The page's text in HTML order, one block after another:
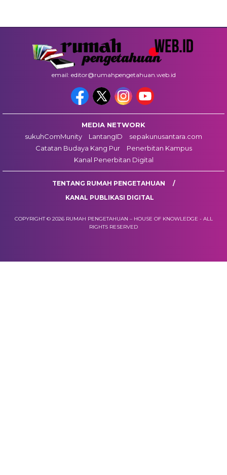
email: editor@rumahpengetahuan.web.id
MEDIA NETWORK
sukuhComMunity
LantangID
sepakunusantara.com
Catatan Budaya Kang Pur
Penerbitan Kampus
Kanal Penerbitan Digital
TENTANG RUMAH PENGETAHUAN
KANAL PUBLIKASI DIGITAL
COPYRIGHT © 2026 RUMAH PENGETAHUAN – HOUSE OF KNOWLEDGE - ALL
RIGHTS RESERVED